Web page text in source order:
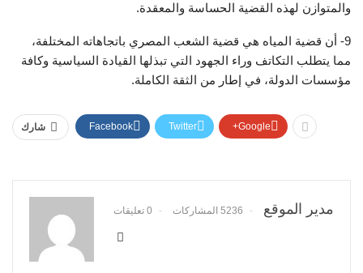
والمتوازن لهذه القضية الحساسة والمعقدة.
9- أن قضية المياه هي قضية الشعب المصري باتجاهاته المختلفة،
مما يتطلب التكاتف وراء الجهود التي تبذلها القيادة السياسية وكافة
مؤسسات الدولة، في إطار من الثقة الكاملة.
شارك Facebook Twitter Google+
مدير الموقع 5236 المشاركات 0 تعليقات